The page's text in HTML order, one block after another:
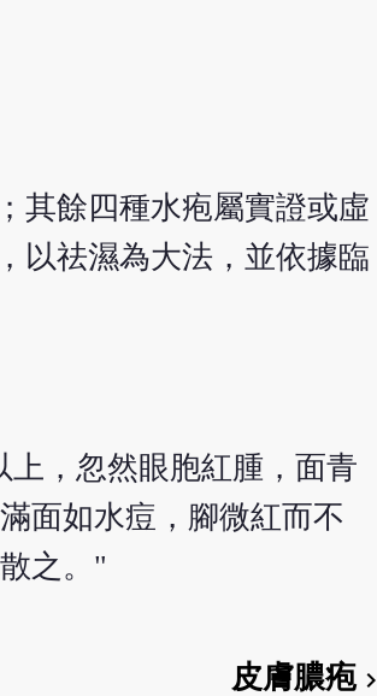
其餘四種水疱屬實證或虛
以祛濕為大法，並依據臨
上，忽然眼胞紅腫，面青
面如水痘，腳微紅而不
之。"
皮膚膿疱chevron_right